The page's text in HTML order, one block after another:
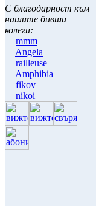
С благодарност към
нашите бивши
колеги:
mmm
Angela
railleuse
Amphibia
fikov
nikoi